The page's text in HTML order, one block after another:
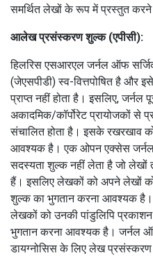
समर्थित लेखों के रूप में प्रस्तुत करने
आलेख प्रसंस्करण शुल्क (एपीसी):
हिलरिस एसआरएल जर्नल ऑफ
(जेएसपीडी) स्व-वित्तपोषित है और
प्राप्त नहीं होता है।इसलिए, जर्नल
अकादमिक/कॉर्पोरेट प्रायोजकों से
संचालित होता है।इसके रखरखाव
आवश्यक है।एक ओपन एक्सेस जर्नल
सदस्यता शुल्क नहीं लेता है जो
हैं।इसलिए लेखकों को अपने लेखों
शुल्क का भुगतान करना आवश्यक
लेखकों को उनकी पांडुलिपि
भुगतान करना आवश्यक है।जर्नल
डायग्नोसिस के लिए लेख